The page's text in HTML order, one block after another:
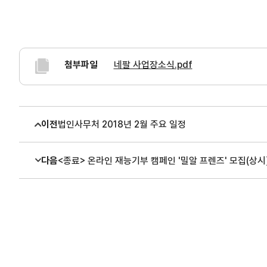
첨부파일 네팔 사업장소식.pdf
이전법인사무처 2018년 2월 주요 일정
다음<종료> 온라인 재능기부 캠페인 '밀알 프렌즈' 모집(상